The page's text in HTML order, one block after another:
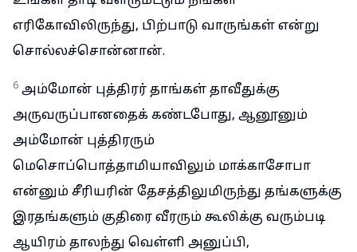
எரிகோவிலிருந்து, பிற்பாடு வாருங்கள் என்று
சொல்லச்சொன்னான்.
6 அம்மோன் புத்திரர் தாங்கள் தாவீதுக்கு
அருவருப்பானதைக் கண்டபோது, ஆனூனும்
அம்மோன் புத்திரரும்
மெசொப்பொத்தாமியாவிலும் மாக்காசோபா
என்னும் சீரியரின் தேசத்திலுமிருந்து தங்களுக்கு
இரதங்களும் குதிரை வீரரும் கூலிக்கு வரும்படி
ஆயிரம் தாலந்து வெள்ளி அனுப்பி,